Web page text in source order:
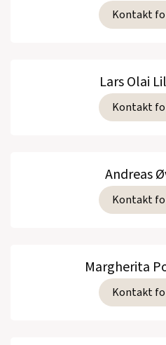
Kontakt
Lars Olai
Kontakt
Andreas
Kontakt
Margherita
Kontakt